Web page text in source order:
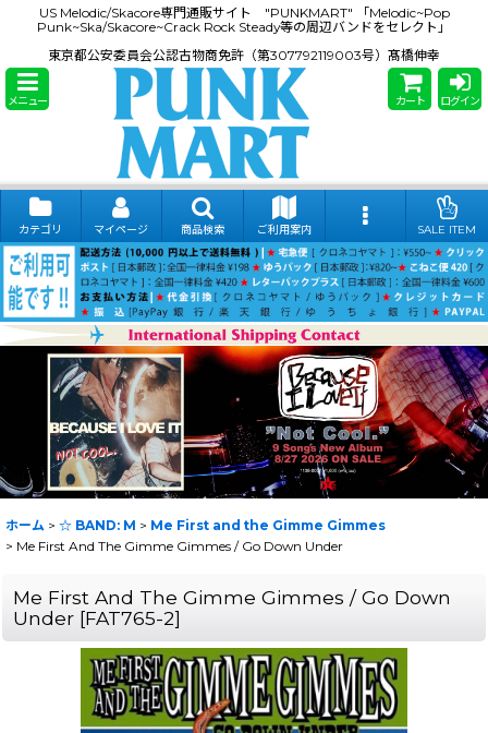
US Melodic/Skacore専門通販サイト "PUNKMART" 「Melodic~Pop
Punk~Ska/Skacore~Crack Rock Steady等の周辺バンドをセレクト」
東京都公安委員会公認古物商免許（第307792119003号）髙橋伸幸
メニュー カート ログイン
カテゴリ マイページ 商品検索 ご利用案内 SALE ITEM
ホーム > ☆ BAND: M > Me First and the Gimme Gimmes
> Me First And The Gimme Gimmes / Go Down Under
Me First And The Gimme Gimmes / Go Down
Under [FAT765-2]